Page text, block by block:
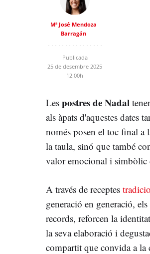
Mª José Mendoza
Barragán
Publicada
25 de desembre 2025
12:00h
Les postres de Nadal
als àpats d'aquestes dates
només posen el toc final a
la taula, sinó que també
valor emocional i simbòlic
A través de receptes
generació en generació,
records, reforcen la
la seva elaboració i
compartit que convida a la